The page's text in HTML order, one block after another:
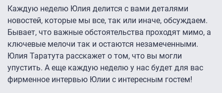
Каждую неделю Юлия делится с вами деталями
новостей, которые мы все, так или иначе, обсуждаем.
Бывает, что важные обстоятельства проходят мимо, а
ключевые мелочи так и остаются незамеченными.
Юлия Таратута расскажет о том, что вы могли
упустить. А еще каждую неделю у нас будет для вас
фирменное интервью Юлии с интересным гостем!